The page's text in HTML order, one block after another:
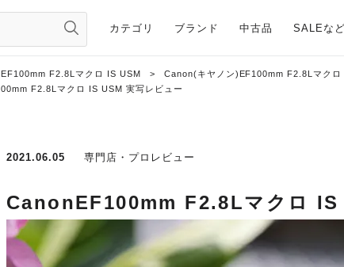
カテゴリ ブランド 中古品 SALEなど
EF100mm F2.8Lマクロ IS USM >
Canon(キヤノン)EF100mm F2.8Lマクロ
F2.8Lマクロ IS USM 実写レビュー
2021.06.05 専門店・プロレビュー
CanonEF100mm F2.8Lマクロ IS